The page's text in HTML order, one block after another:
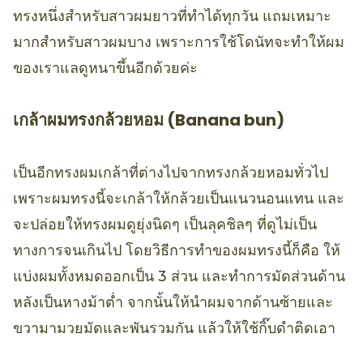
ทรงหนึ่งสำหรับสาวผมยาวที่ทำได้ทุกวัน แถมเหมาะ
มากสำหรับสาวผมบาง เพราะการใช้โดนัทจะทำให้ผม
ของเราแลดูหนาขึ้นอีกด้วยค่ะ
เกล้าผมทรงกล้วยหอม (Banana bun)
เป็นอีกทรงผมเกล้าที่ต่างไปจากทรงกล้วยหอมทั่วไป
เพราะผมทรงนี้จะเกล้าให้กล้วยเป็นแนวนอนแทน และ
จะปล่อยให้ทรงผมดูยุ่งนิดๆ เป็นลุคชิลๆ ที่ดูไม่เป็น
ทางการจนเกินไป โดยวิธีการทำของผมทรงนี้ก็คือ ให้
แบ่งผมทั้งหมดออกเป็น 3 ส่วน และทำการมัดส่วนด้าน
หลังเป็นหางม้าต่ำ จากนั้นให้นำผมจากด้านซ้ายและ
ขวามามวยมัดและพันรวมกัน แล้วให้ใช้กิ๊บดำติดเอา